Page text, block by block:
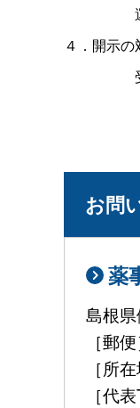
４．開示の
お問
薬
島根
［郵
［所
［代